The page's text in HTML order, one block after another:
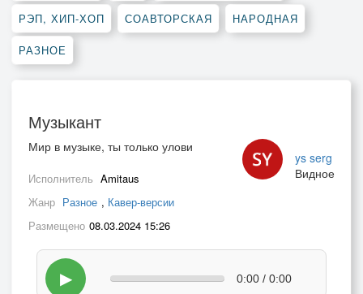
РЭП, ХИП-ХОП СОАВТОРСКАЯ НАРОДНАЯ
РАЗНОЕ
Музыкант
ys serg
Видное
Мир в музыке, ты только улови
Исполнитель Amitaus
Жанр Разное , Кавер-версии
Размещено 08.03.2024 15:26
▶ 0:00 / 0:00